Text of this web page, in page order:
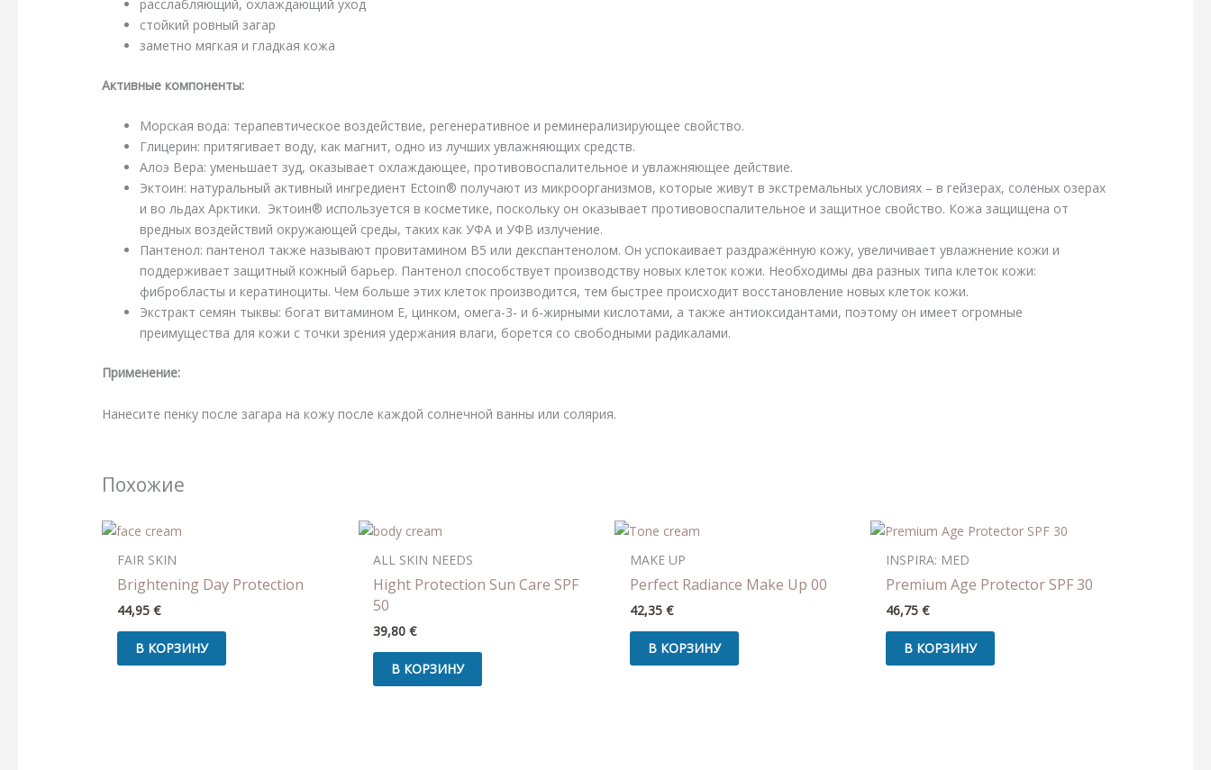
расслабляющий, охлаждающий уход
стойкий ровный загар
заметно мягкая и гладкая кожа
Активные компоненты:
Морская вода: терапевтическое воздействие, регенеративное и реминерализирующее свойство.
Глицерин: притягивает воду, как магнит, одно из лучших увлажняющих средств.
Алоэ Вера: уменьшает зуд, оказывает охлаждающее, противовоспалительное и увлажняющее действие.
Эктоин: натуральный активный ингредиент Ectoin® получают из микроорганизмов, которые живут в экстремальных условиях – в гейзерах, соленых озерах
и во льдах Арктики. Эктоин® используется в косметике, поскольку он оказывает противовоспалительное и защитное свойство. Кожа защищена от
вредных воздействий окружающей среды, таких как УФА и УФВ излучение.
Пантенол: пантенол также называют провитамином B5 или декспантенолом. Он успокаивает раздражённую кожу, увеличивает увлажнение кожи и
поддерживает защитный кожный барьер. Пантенол способствует производству новых клеток кожи. Необходимы два разных типа клеток кожи:
фибробласты и кератиноциты. Чем больше этих клеток производится, тем быстрее происходит восстановление новых клеток кожи.
Экстракт семян тыквы: богат витамином Е, цинком, омега-3- и 6-жирными кислотами, а также антиоксидантами, поэтому он имеет огромные
преимущества для кожи с точки зрения удержания влаги, борется со свободными радикалами.
Применение:
Нанесите пенку после загара на кожу после каждой солнечной ванны или солярия.
Похожие
FAIR SKIN
Brightening Day Protection
44,95€
В КОРЗИНУ
ALL SKIN NEEDS
Hight Protection Sun Care SPF
50
39,80€
В КОРЗИНУ
MAKE UP
Perfect Radiance Make Up 00
42,35 €
В КОРЗИНУ
INSPIRA: MED
Premium Age Protector SPF 30
46,75€
В КОРЗИНУ